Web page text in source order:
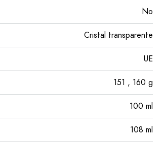
No
Cristal transparente
UE
151 , 160 g
100 ml
108 ml